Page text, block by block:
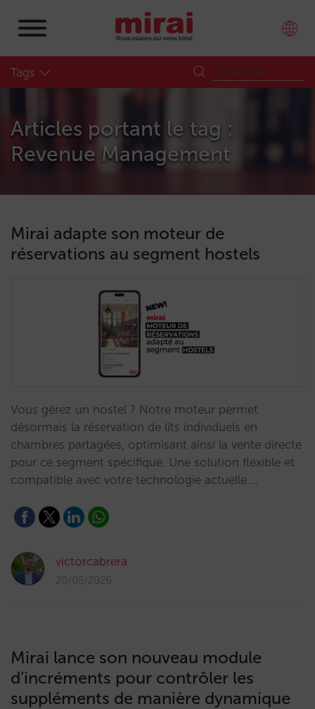
Tags
Articles portant le tag :
Revenue Management
Mirai adapte son moteur de
réservations au segment hostels
Vous gérez un hostel ? Notre moteur permet
désormais la réservation de lits individuels en
chambres partagées, optimisant ainsi la vente directe
pour ce segment spécifique. Une solution flexible et
compatible avec votre technologie actuelle.…
victorcabrera
20/05/2026
Mirai lance son nouveau module
d’incréments pour contrôler les
suppléments de manière dynamique